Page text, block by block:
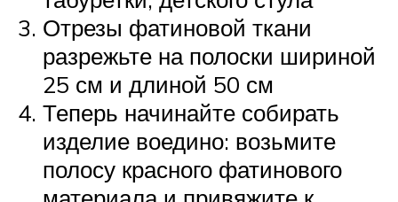
Отрезы фатиновой ткани
разрежьте на полоски шириной
25 см и длиной 50 см
Теперь начинайте собирать
изделие воедино: возьмите
полосу красного фатинового